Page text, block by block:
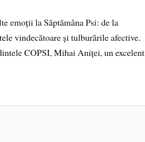
emoții la Săptămâna Psi: de la
vindecătoare și tulburările afective.
COPSI, Mihai Aniței, un excelent